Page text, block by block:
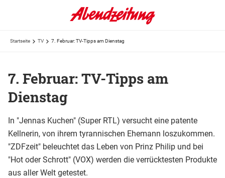
Startseite TV 7. Februar: TV-Tipps am Dienstag
7. Februar: TV-Tipps am
Dienstag
In "Jennas Kuchen" (Super RTL) versucht eine patente
Kellnerin, von ihrem tyrannischen Ehemann loszukommen.
"ZDFzeit" beleuchtet das Leben von Prinz Philip und bei
"Hot oder Schrott" (VOX) werden die verrücktesten Produkte
aus aller Welt getestet.